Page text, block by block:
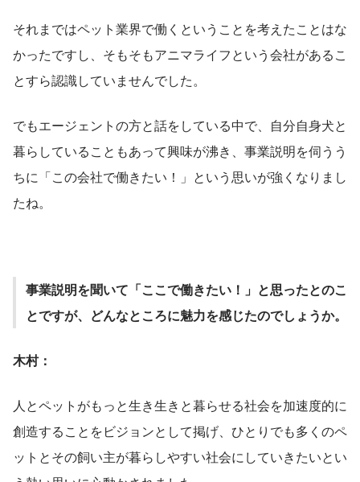
それまではペット業界で働くということを考えたことはな
かったですし、そもそもアニマライフという会社があるこ
とすら認識していませんでした。
でもエージェントの方と話をしている中で、自分自身犬と
暮らしていることもあって興味が沸き、事業説明を伺うう
ちに「この会社で働きたい！」という思いが強くなりまし
たね。
事業説明を聞いて「ここで働きたい！」と思ったとのこ
とですが、どんなところに魅力を感じたのでしょうか。
木村：
人とペットがもっと生き生きと暮らせる社会を加速度的に
創造することをビジョンとして掲げ、ひとりでも多くのペ
ットとその飼い主が暮らしやすい社会にしていきたいとい